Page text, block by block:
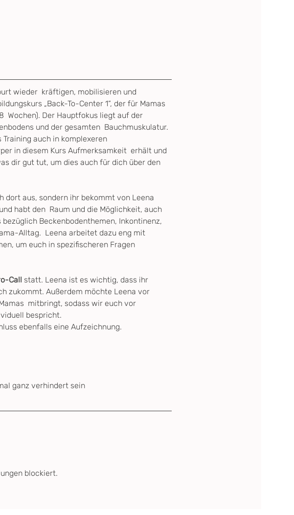
wieder  kräftigen, mobilisieren und
„Back-To-Center 1“, der für Mamas
Wochen). Der Hauptfokus liegt auf der
und der gesamten  Bauchmuskulatur.
auch in komplexeren
in diesem Kurs Aufmerksamkeit  erhält und
dir gut tut, um dies auch für dich über den
dort aus, sondern ihr bekommt von Leena
habt den  Raum und die Möglichkeit, auch
Beckenbodenthemen, Inkontinenz,
Alltag.  Leena arbeitet dazu eng mit
um euch in spezifischeren Fragen
Call statt. Leena ist es wichtig, dass ihr
zukommt. Außerdem möchte Leena vor
mitbringt, sodass wir euch vor
bespricht.
ebenfalls eine Aufzeichnung.
ganz verhindert sein
blockiert.